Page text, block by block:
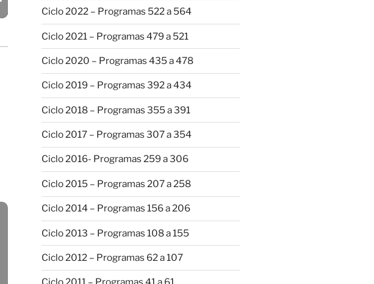
Ciclo 2022 – Programas 522 a 564
Ciclo 2021 – Programas 479 a 521
Ciclo 2020 – Programas 435 a 478
Ciclo 2019 – Programas 392 a 434
Ciclo 2018 – Programas 355 a 391
Ciclo 2017 – Programas 307 a 354
Ciclo 2016- Programas 259 a 306
Ciclo 2015 – Programas 207 a 258
Ciclo 2014 – Programas 156 a 206
Ciclo 2013 – Programas 108 a 155
Ciclo 2012 – Programas 62 a 107